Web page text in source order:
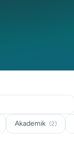
Akademik (2)